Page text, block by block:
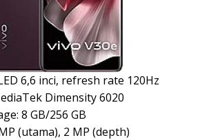
6,6 inci, refresh rate 120Hz
Dimensity 6020
8 GB/256 GB
(utama), 2 MP (depth)